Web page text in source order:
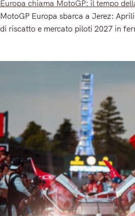
Europa chiama MotoGP: il tempo
MotoGP Europa sbarca a Jerez:
di riscatto e mercato piloti 2027 in